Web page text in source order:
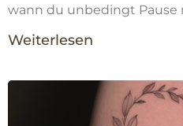
wann du unbedingt Pause
Weiterlesen